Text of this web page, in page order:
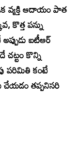
వ్యక్తి ఆదాయం పాత
కొత్త పన్ను
ఐటీఆర్
కొన్ని
పరిమితి కంటే
చేయడం తప్పనిసరి